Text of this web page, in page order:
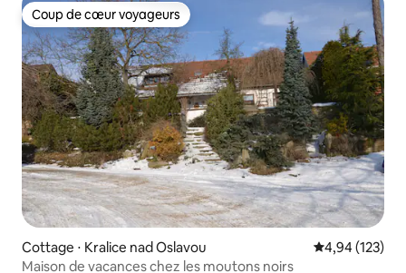
Coup de cœur voyageurs
Coup de cœur voyageurs
Cottage ⋅ Kralice nad Oslavou Évaluation
4,94 (123)
Maison de vacances chez les moutons noirs